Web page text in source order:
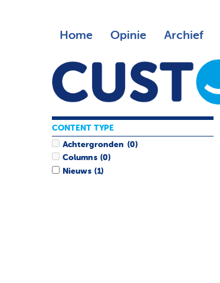
Home Opinie Archief
CONTENT TYPE
Achtergronden (0)
Columns (0)
Nieuws (1)